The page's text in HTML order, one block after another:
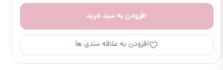
افزودن به سبد خرید
افزودن به علاقه مندی ها